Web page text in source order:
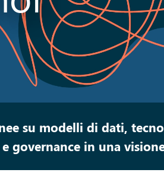
su modelli di dati,
governance in una